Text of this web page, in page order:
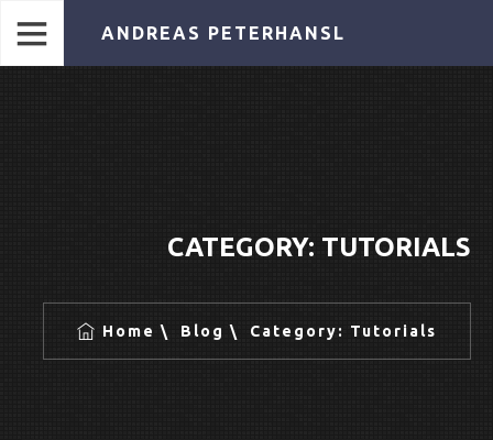
ANDREAS PETERHANSL
CATEGORY: TUTORIALS
Home Blog Category: Tutorials